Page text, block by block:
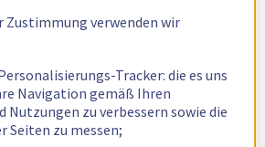
verwenden wir
Tracker: die es uns
Navigation gemäß Ihren
Nutzungen zu verbessern sowie die
Seiten zu messen;